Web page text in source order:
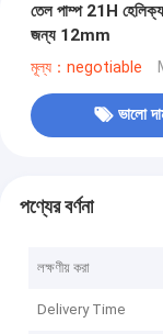
তেল পাম্প 21H
জন্য 12mm
মূল্য：negotiable
ভালো
পণ্যের বর্ণনা
লক্ষণীয় করা
Delivery Time